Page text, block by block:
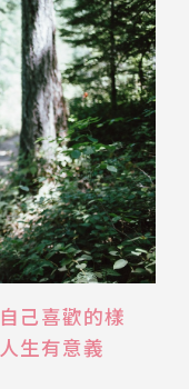
己喜歡的樣
生有意義